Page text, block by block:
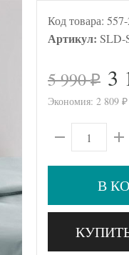
Код товара:
Артикул: SLD-
5 990₽ 3
Экономия: 2 809 ₽
В